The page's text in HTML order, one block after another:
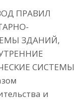
ПРАВИЛ
ЗДАНИЙ,
СИСТЕМЫ
и